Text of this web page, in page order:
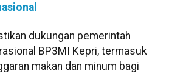
dukungan pemerintah
BP3MI Kepri, termasuk
makan dan minum bagi